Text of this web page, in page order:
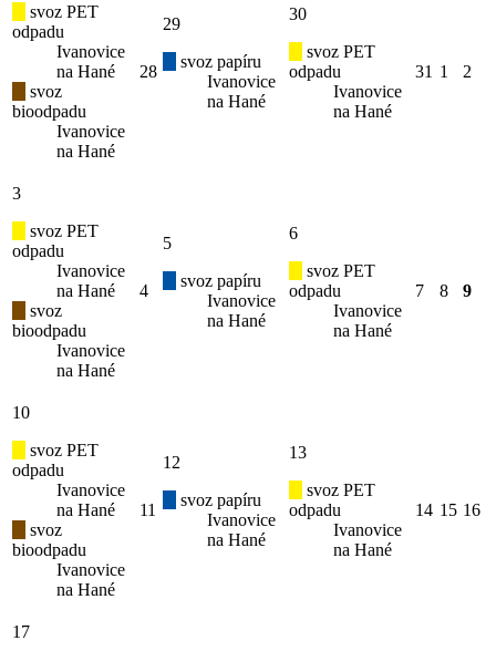
svoz PET
odpadu
Ivanovice
na Hané
svoz
bioodpadu
Ivanovice
na Hané
28
29
svoz papíru
Ivanovice
na Hané
30
svoz PET
odpadu
Ivanovice
na Hané
31 1 2
3
svoz PET
odpadu
Ivanovice
na Hané
svoz
bioodpadu
Ivanovice
na Hané
4
5
svoz papíru
Ivanovice
na Hané
6
svoz PET
odpadu
Ivanovice
na Hané
7 8 9
10
svoz PET
odpadu
Ivanovice
na Hané
svoz
bioodpadu
Ivanovice
na Hané
11
12
svoz papíru
Ivanovice
na Hané
13
svoz PET
odpadu
Ivanovice
na Hané
14 15 16
17